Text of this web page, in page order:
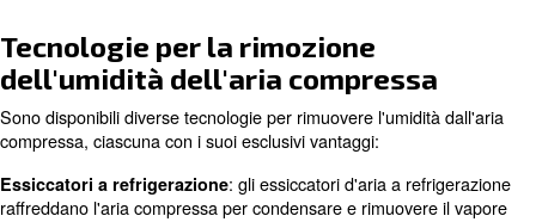
fondamentale per una gestione efficace.
Ricorrere agli essiccatori d'aria: l'installazione di
ridurre significativamente i livelli di umidità.
: installare in un
fresco può contribuire a ridurre al minimo l'ingresso di